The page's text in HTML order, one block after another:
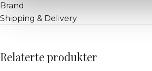
Brand
Shipping & Delivery
Relaterte produkter